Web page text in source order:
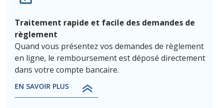
Traitement rapide et facile des demandes de
règlement
Quand vous présentez vos demandes de règlement
en ligne, le remboursement est déposé directement
dans votre compte bancaire.
EN SAVOIR PLUS